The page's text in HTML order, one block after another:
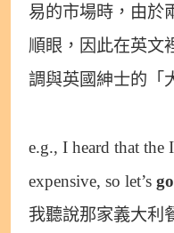
易的市場時，由於
順眼，因此在英文
調與英國紳士的「
e.g., I heard that the
expensive, so let’s
我聽說那家義大利